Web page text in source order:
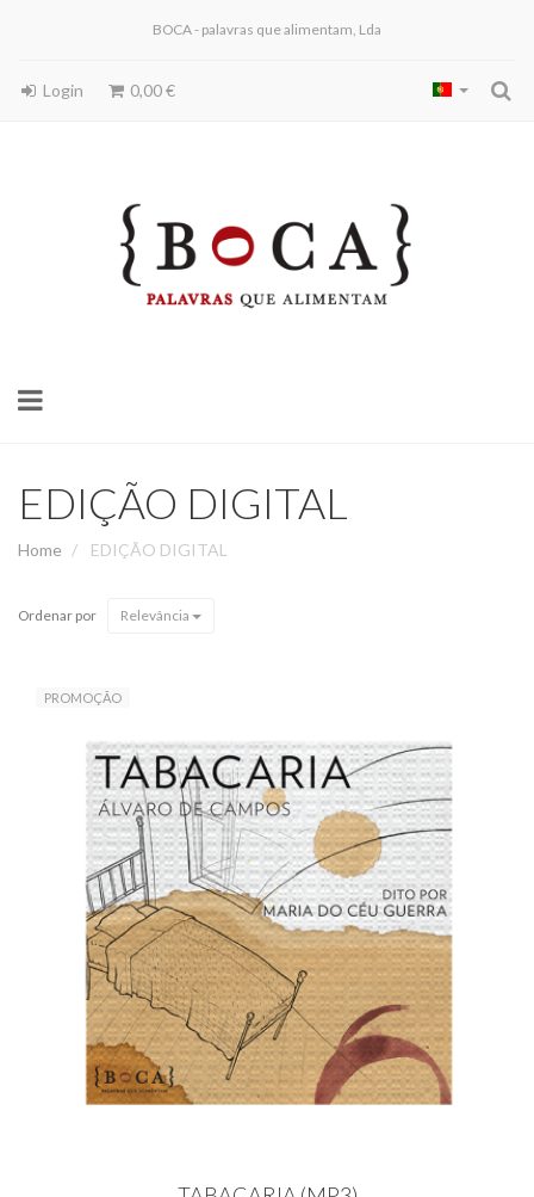
BOCA - palavras que alimentam, Lda
Login 0,00 €
Toggle
EDIÇÃO DIGITAL
Home EDIÇÃO DIGITAL
Ordenar por Relevância
PROMOÇÃO